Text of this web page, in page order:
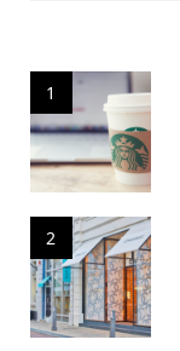
1
2